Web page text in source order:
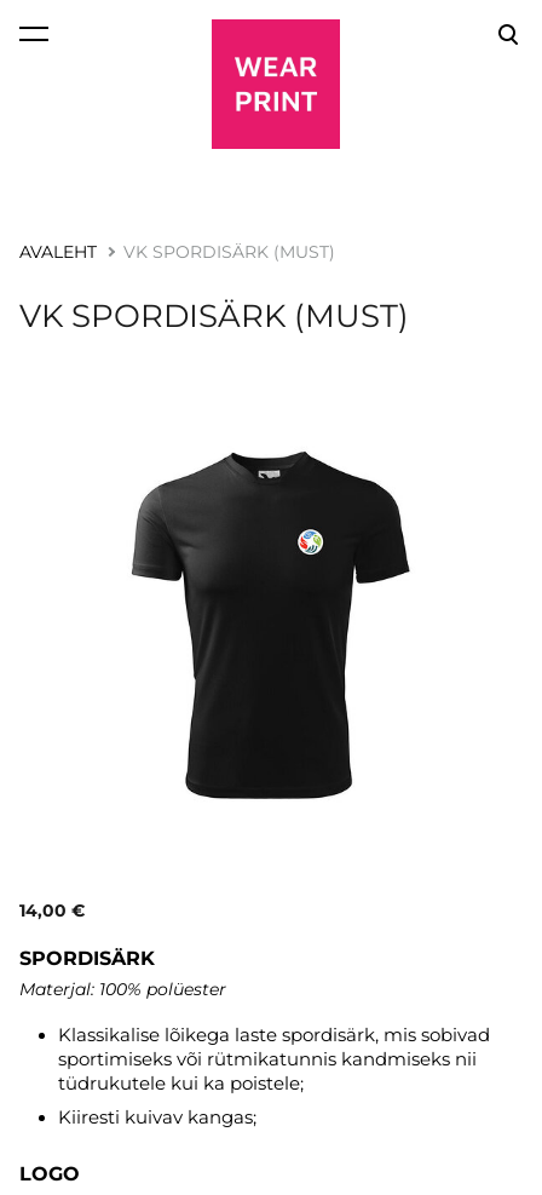
lisati ostukorvi.
AVALEHT VK SPORDISÄRK (MUST)
VK SPORDISÄRK (MUST)
14,00 €
SPORDISÄRK
Materjal: 100% polüester
Klassikalise lõikega laste spordisärk, mis sobivad
sportimiseks või rütmikatunnis kandmiseks nii
tüdrukutele kui ka poistele;
Kiiresti kuivav kangas;
LOGO